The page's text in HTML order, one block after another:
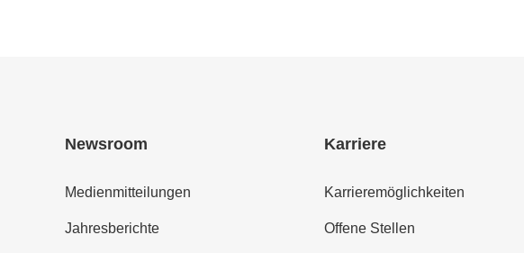
Newsroom
Medienmitteilungen
Jahresberichte
Karriere
Karrieremöglichkeiten
Offene Stellen